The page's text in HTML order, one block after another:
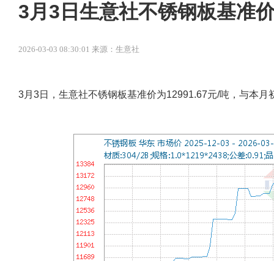
3月3日生意社不锈钢板基准
2026-03-03 08:30:01 来源：生意社
3月3日，生意社不锈钢板基准价为12991.67元/吨，与本月